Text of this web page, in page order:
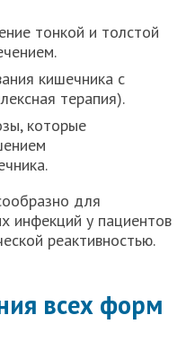
тонкой и толстой
кишечника с
терапия).
которые
для
инфекций у пациентов
реактивностью.
всех форм